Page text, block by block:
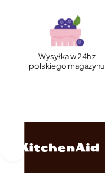
Wysyłka w 24h z
polskiego magazynu